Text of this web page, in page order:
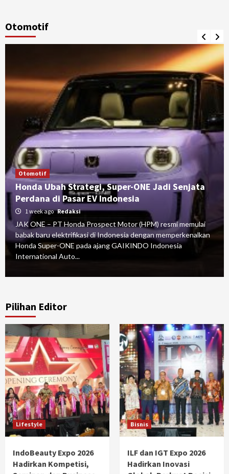
Otomotif
Otomotif
Honda Ubah Strategi, Super-ONE Jadi Senjata
Perdana di Pasar EV Indonesia
1 week ago Redaksi
JAK ONE – PT Honda Prospect Motor (HPM) resmi memulai
babak baru elektrifikasi di Indonesia dengan memperkenalkan
Honda Super-ONE pada ajang GAIKINDO Indonesia
International Auto...
Pilihan Editor
Lifestyle
IndoBeauty Expo 2026
Hadirkan Kompetisi,
Bisnis
ILF dan IGT Expo 2026
Hadirkan Inovasi